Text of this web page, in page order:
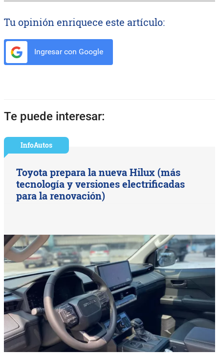
Tu opinión enriquece este artículo:
Ingresar con Google
Te puede interesar:
InfoAutos
Toyota prepara la nueva Hilux (más
tecnología y versiones electrificadas
para la renovación)